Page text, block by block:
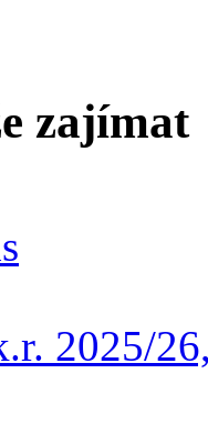
zajímat
2025/